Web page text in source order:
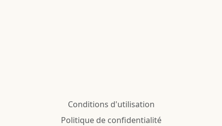
Conditions d'utilisation
Politique de confidentialité